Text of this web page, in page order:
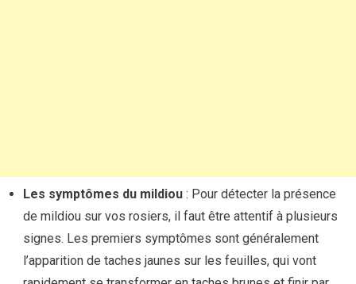
Les symptômes du mildiou: Pour détecter la présence
de mildiou sur vos rosiers, il faut être attentif à plusieurs
signes. Les premiers symptômes sont généralement
l’apparition de taches jaunes sur les feuilles, qui vont